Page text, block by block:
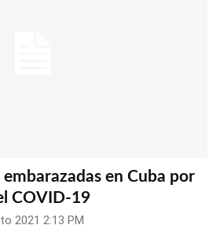
en Cuba por
COVID-19
2021 2:13 PM